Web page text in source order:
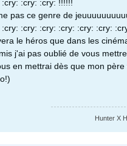
:cry: :cry: !!!!!!
pas ce genre de
:cry: :cry: :cry: :cry: :cry:
le héros que dans les
j'ai pas oublié de vous
en mettrai dès que mon
Hunter X